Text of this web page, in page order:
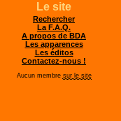
Le site
Rechercher
La F.A.Q.
A propos de BDA
Les apparences
Les éditos
Contactez-nous !
Aucun membre sur le site